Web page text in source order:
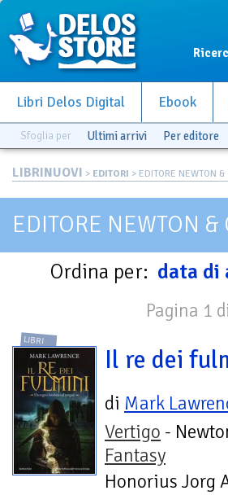
Libri Delos Digital Ebook
Sfoglia per Ultimi arrivi Per editore
LIBRINUOVI > EDITORI > EDITORE NEWTON &
EDITORE NEWTON &
Ordina per: data di
Pagina 1
LIBRI
Il re dei
di Mark
Vertigo -
Fantasy
Honorius Jorg